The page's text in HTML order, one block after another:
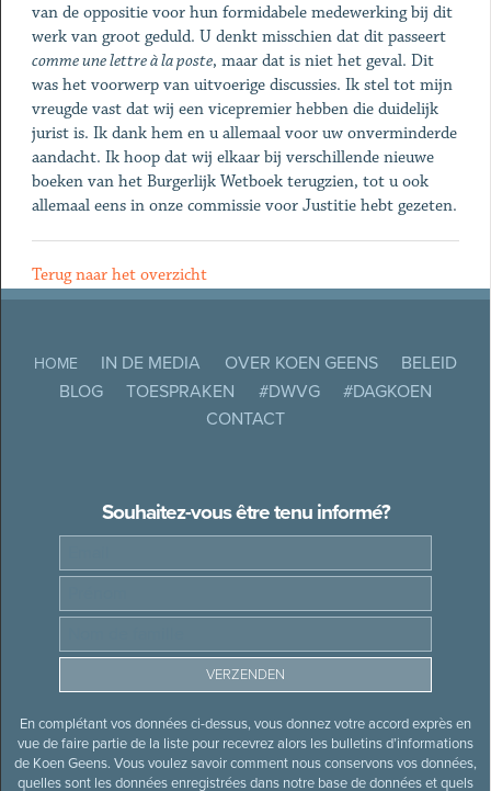
van de oppositie voor hun formidabele medewerking bij dit
werk van groot geduld. U denkt misschien dat dit passeert
comme une lettre à la poste, maar dat is niet het geval. Dit
was het voorwerp van uitvoerige discussies. Ik stel tot mijn
vreugde vast dat wij een vicepremier hebben die duidelijk
jurist is. Ik dank hem en u allemaal voor uw onverminderde
aandacht. Ik hoop dat wij elkaar bij verschillende nieuwe
boeken van het Burgerlijk Wetboek terugzien, tot u ook
allemaal eens in onze commissie voor Justitie hebt gezeten.
Terug naar het overzicht
HOME IN DE MEDIA OVER KOEN GEENS
BELEID
BLOG
TOESPRAKEN #DWVG
#DAGKOEN
CONTACT
Souhaitez-vous être tenu informé?
En complétant vos données ci-dessus, vous donnez votre accord exprès en
vue de faire partie de la liste pour recevrez alors les bulletins d’informations
de Koen Geens. Vous voulez savoir comment nous conservons vos données,
quelles sont les données enregistrées dans notre base de données et quels